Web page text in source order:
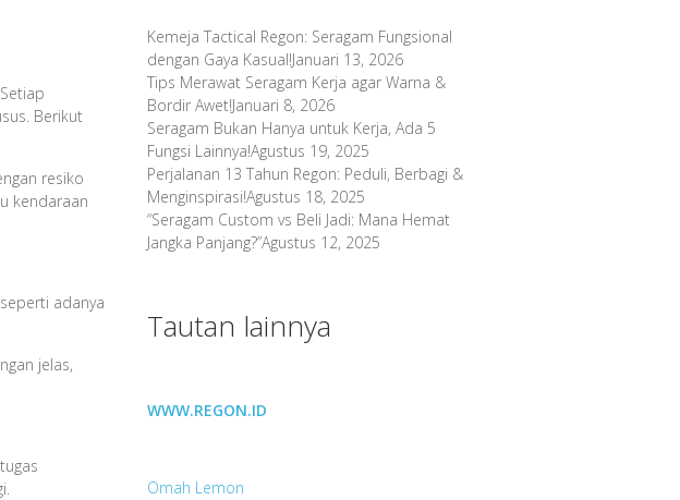
Berikut
resiko
kendaraan
adanya
jelas,
Kemeja Tactical Regon: Seragam Fungsional
dengan Gaya Kasual!Januari 13, 2026
Tips Merawat Seragam Kerja agar Warna &
Bordir Awet!Januari 8, 2026
Seragam Bukan Hanya untuk Kerja, Ada 5
Fungsi Lainnya!Agustus 19, 2025
Perjalanan 13 Tahun Regon: Peduli, Berbagi &
Menginspirasi!Agustus 18, 2025
“Seragam Custom vs Beli Jadi: Mana Hemat
Jangka Panjang?”Agustus 12, 2025
Tautan lainnya
WWW.REGON.ID
Omah Lemon